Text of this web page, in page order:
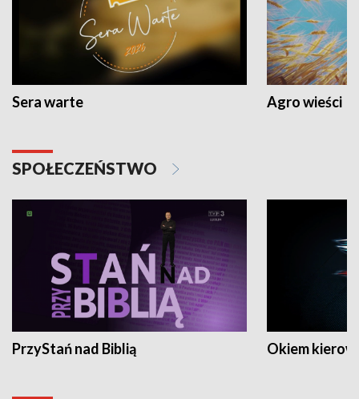
Sera warte Agro wieści
SPOŁECZEŃSTWO
PrzyStań nad Biblią Okiem